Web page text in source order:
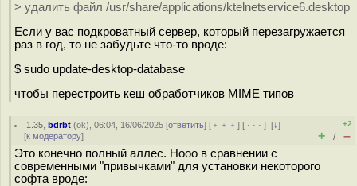
> удалить файл /usr/share/applications/ktelnetservice6.desktop
Если у вас подкроватный сервер, который перезагружается
раз в год, то не забудьте что-то вроде:
$ sudo update-desktop-database
чтобы перестроить кеш обработчиков MIME типов
1.35 ,bdrbt (ok), 06:04, 16/06/2025 [ответить] [ ﹢﹢﹢] [ · · ·][↓]
[к модератору]
+2
+ / –
Это конечно полный аллес. Нооо в сравнении с
современными "привычками" для установки некоторого
софта вроде: